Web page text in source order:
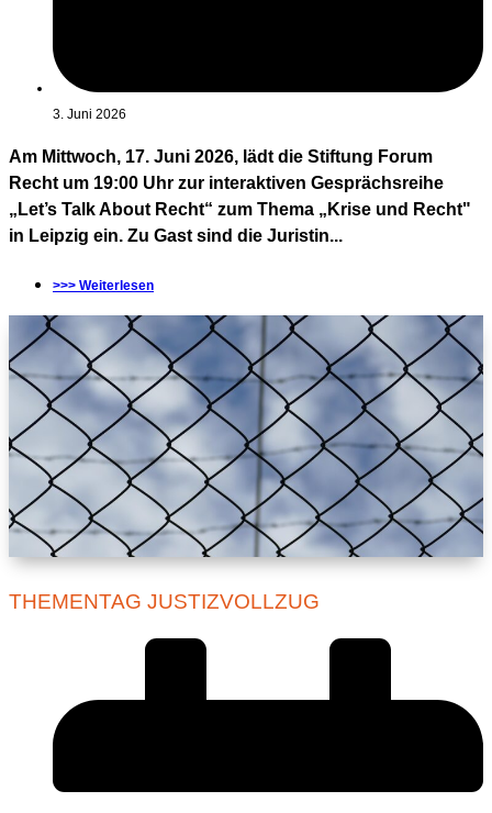
3. Juni 2026
Am Mittwoch, 17. Juni 2026, lädt die Stiftung Forum
Recht um 19:00 Uhr zur interaktiven Gesprächsreihe
„Let’s Talk About Recht“ zum Thema „Krise und Recht"
in Leipzig ein. Zu Gast sind die Juristin...
>>> Weiterlesen
THEMENTAG JUSTIZVOLLZUG